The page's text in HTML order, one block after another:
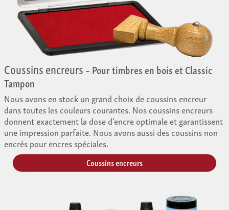
Coussins encreurs– Pour timbres en bois et Classic
Tampon
Nous avons en stock un grand choix de coussins encreur
dans toutes les couleurs courantes. Nos coussins encreurs
donnent exactement la dose d’encre optimale et garantissent
une impression parfaite. Nous avons aussi des coussins non
encrés pour encres spéciales.
Coussins encreurs